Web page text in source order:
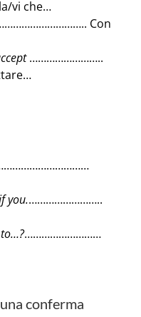
vi che…
Con
……………………..
you.……………………..
………………………
conferma